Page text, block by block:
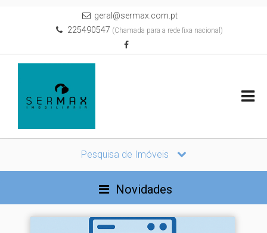
geral@sermax.com.pt
225490547 (Chamada para a rede fixa nacional)
Pesquisa de Imóveis
Novidades